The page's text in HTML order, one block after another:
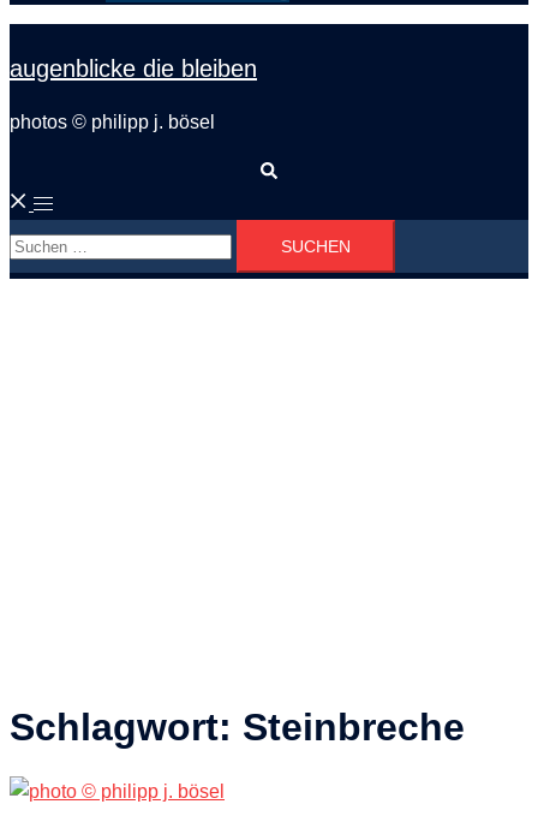
augenblicke die bleiben
photos © philipp j. bösel
Menü
umschalten
Suchen
nach:
Schlagwort: Steinbreche